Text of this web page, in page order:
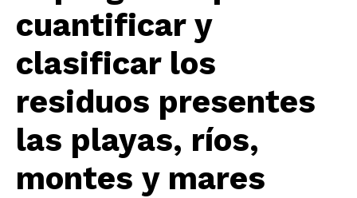
cuantificar y
clasificar los
residuos presentes
las playas, ríos,
montes y mares